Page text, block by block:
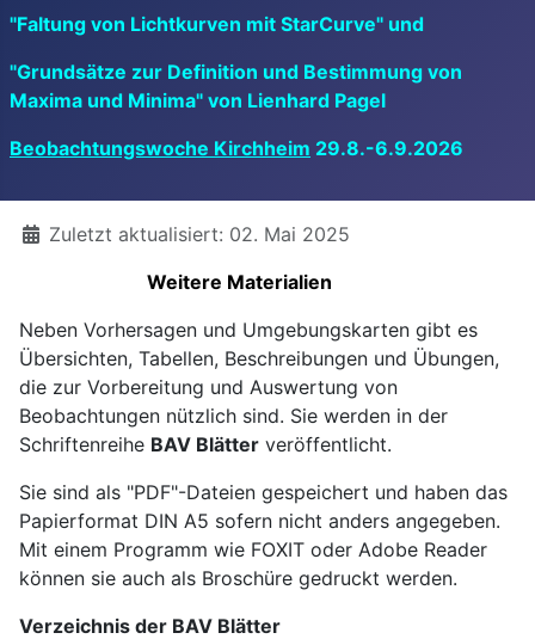
"Faltung von Lichtkurven mit StarCurve" und
"Grundsätze zur Definition und Bestimmung von
Maxima und Minima" von Lienhard Pagel
Beobachtungswoche Kirchheim 29.8.-6.9.2026
DetailsZuletzt aktualisiert: 02. Mai 2025
Weitere Materialien
Neben Vorhersagen und Umgebungskarten gibt es
Übersichten, Tabellen, Beschreibungen und Übungen,
die zur Vorbereitung und Auswertung von
Beobachtungen nützlich sind. Sie werden in der
Schriftenreihe BAV Blätter veröffentlicht.
Sie sind als "PDF"-Dateien gespeichert und haben das
Papierformat DIN A5 sofern nicht anders angegeben.
Mit einem Programm wie FOXIT oder Adobe Reader
können sie auch als Broschüre gedruckt werden.
Verzeichnis der BAV Blätter